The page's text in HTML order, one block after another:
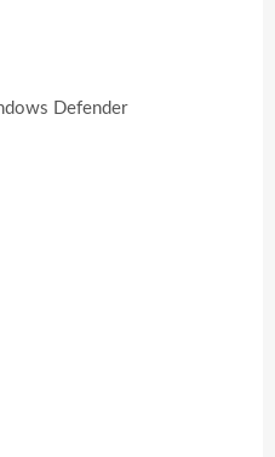
Defender